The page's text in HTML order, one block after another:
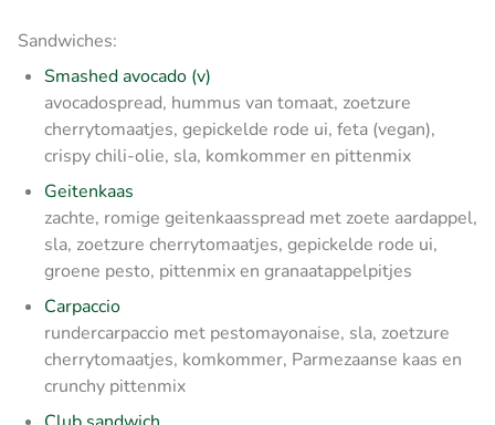
Sandwiches:
Smashed avocado (v)
avocadospread, hummus van tomaat, zoetzure
cherrytomaatjes, gepickelde rode ui, feta (vegan),
crispy chili-olie, sla, komkommer en pittenmix
Geitenkaas
zachte, romige geitenkaasspread met zoete aardappel,
sla, zoetzure cherrytomaatjes, gepickelde rode ui,
groene pesto, pittenmix en granaatappelpitjes
Carpaccio
rundercarpaccio met pestomayonaise, sla, zoetzure
cherrytomaatjes, komkommer, Parmezaanse kaas en
crunchy pittenmix